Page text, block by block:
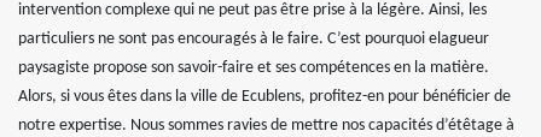
intervention complexe qui ne peut pas être prise à la légère. Ainsi, les
particuliers ne sont pas encouragés à le faire. C’est pourquoi elagueur
paysagiste propose son savoir-faire et ses compétences en la matière.
Alors, si vous êtes dans la ville de Ecublens, profitez-en pour bénéficier de
notre expertise. Nous sommes ravies de mettre nos capacités d’étêtage à